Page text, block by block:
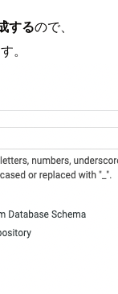
するので、
。